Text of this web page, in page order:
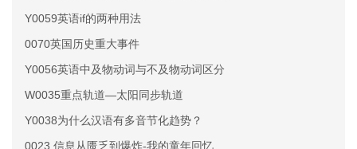
Y0059英语if的两种用法
0070英国历史重大事件
Y0056英语中及物动词与不及物动词区分
W0035重点轨道—太阳同步轨道
Y0038为什么汉语有多音节化趋势？
0023 信息从匮乏到爆炸-我的童年回忆